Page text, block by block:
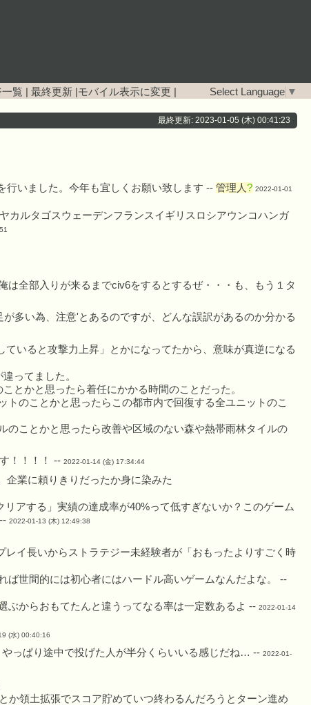
覧 最終更新 モバイル表示に変更 Select Language ▼
最終更新: 2023-01-05 (木) 00:41:23
行いました。今年も宜しくお願い致します -- 管理人? 2022-01-01
カルタゴスウェーデンフランスイギリスロシアウンコハンガ
全部入りが来るまでciv6をするとするぜ・・・も、もう１タ
多い為、注意'とあるのですが、どんな誤訳があるのか分かる
いると攻撃力上昇」とかになってたから、意味が真逆になる
ってました。
とかと思ったら着任にかかる時間のことだった。
トのことかと思ったらこの都市内で回復する全ユニットのこ
のことかと思ったら改善や区域のない森や熱帯雨林タイルの
！！！！ -- 2022-01-14 (金) 17:34:44
企業に頼りきりだったか身に染みた
アする」実績の達成率が40%って低すぎないか？このゲーム
2022-01-13 (木) 12:49:38
イ長いからストラテジー未経験者が「おもったよりすごく時
ば世間的には初心者にはハードル高いゲームなんだよな。 --
ぶからおもてたんと違うってなる率は一定数あるよ -- 2022-01-14
(水) 00:40:16
っぱり途中で投げた人が半分くらいいる感じだね… -- 2022-01-
か領土拡張でスコア貯めていつ終わるんだろうとターン進め